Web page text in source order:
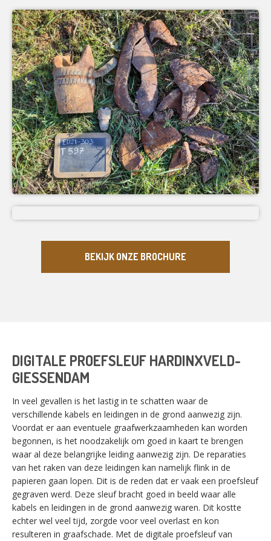
BEKIJK ONZE BROCHURE
DIGITALE PROEFSLEUF HARDINXVELD-
GIESSENDAM
In veel gevallen is het lastig in te schatten waar de
verschillende kabels en leidingen in de grond aanwezig zijn.
Voordat er aan eventuele graafwerkzaamheden kan worden
begonnen, is het noodzakelijk om goed in kaart te brengen
waar al deze belangrijke leiding aanwezig zijn. De reparaties
van het raken van deze leidingen kan namelijk flink in de
papieren gaan lopen. Dit is de reden dat er vaak een proefsleuf
gegraven werd. Deze sleuf bracht goed in beeld waar alle
kabels en leidingen in de grond aanwezig waren. Dit kostte
echter wel veel tijd, zorgde voor veel overlast en kon
resulteren in graafschade. Met de digitale proefsleuf van